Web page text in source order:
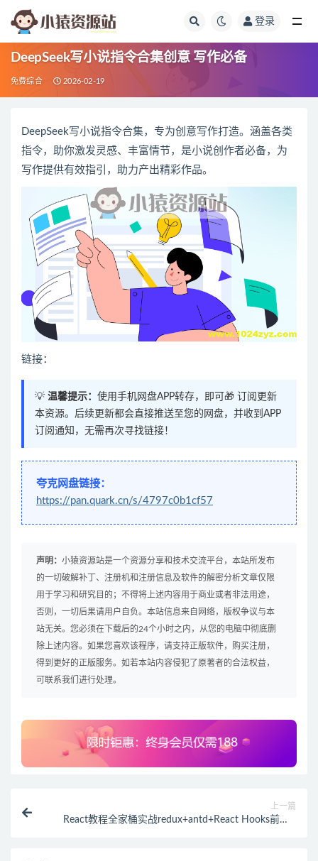
登录
DeepSeek写小说指令合集创意 写作必备
免费综合 2026-02-19
DeepSeek写小说指令合集，专为创意写作打造。涵盖各类
指令，助你激发灵感、丰富情节，是小说创作者必备，为
写作提供有效指引，助力产出精彩作品。
链接：
💡 温馨提示： 使用手机网盘APP转存，即可🎁 订阅更新
本资源。后续更新都会直接推送至您的网盘，并收到APP
订阅通知，无需再次寻找链接！
夸克网盘链接：
https://pan.quark.cn/s/4797c0b1cf57
声明： 小猿资源站是一个资源分享和技术交流平台，本站所发布
的一切破解补丁、注册机和注册信息及软件的解密分析文章仅限
用于学习和研究目的；不得将上述内容用于商业或者非法用途，
否则，一切后果请用户自负。本站信息来自网络，版权争议与本
站无关。您必须在下载后的24个小时之内，从您的电脑中彻底删
除上述内容。如果您喜欢该程序，请支持正版软件，购买注册，
得到更好的正版服务。如若本站内容侵犯了原著者的合法权益，
可联系我们进行处理。
上一篇
React教程全家桶实战redux+antd+React Hooks前端js